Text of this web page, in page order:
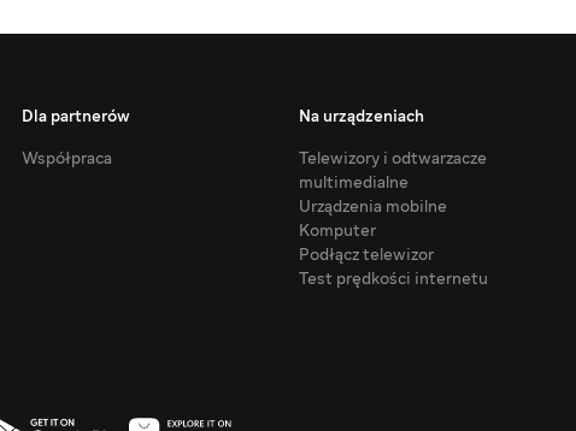
Dla partnerów
Współpraca
Na urządzeniach
Telewizory i odtwarzacze
multimedialne
Urządzenia mobilne
Komputer
Podłącz telewizor
Test prędkości internetu